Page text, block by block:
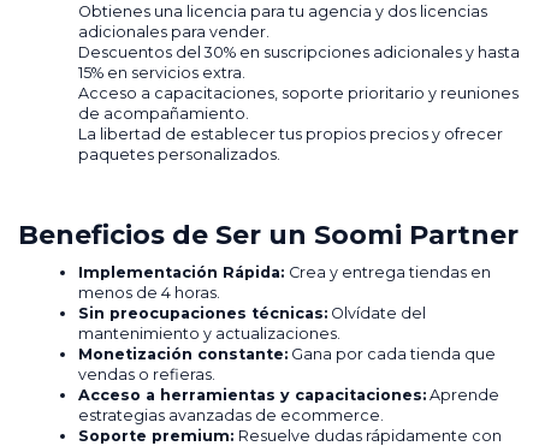
Obtienes una licencia para tu agencia y dos licencias
adicionales para vender.
Descuentos del 30% en suscripciones adicionales y hasta
15% en servicios extra.
Acceso a capacitaciones, soporte prioritario y reuniones
de acompañamiento.
La libertad de establecer tus propios precios y ofrecer
paquetes personalizados.
Beneficios de Ser un Soomi Partner
Implementación Rápida: Crea y entrega tiendas en
menos de 4 horas.
Sin preocupaciones técnicas: Olvídate del
mantenimiento y actualizaciones.
Monetización constante: Gana por cada tienda que
vendas o refieras.
Acceso a herramientas y capacitaciones: Aprende
estrategias avanzadas de ecommerce.
Soporte premium: Resuelve dudas rápidamente con